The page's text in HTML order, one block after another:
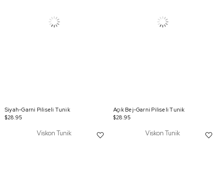
Siyah-Garni Piliseli Tunik
$28.95
Açık Bej-Garni Piliseli Tunik
$28.95
Viskon Tunik Viskon Tunik